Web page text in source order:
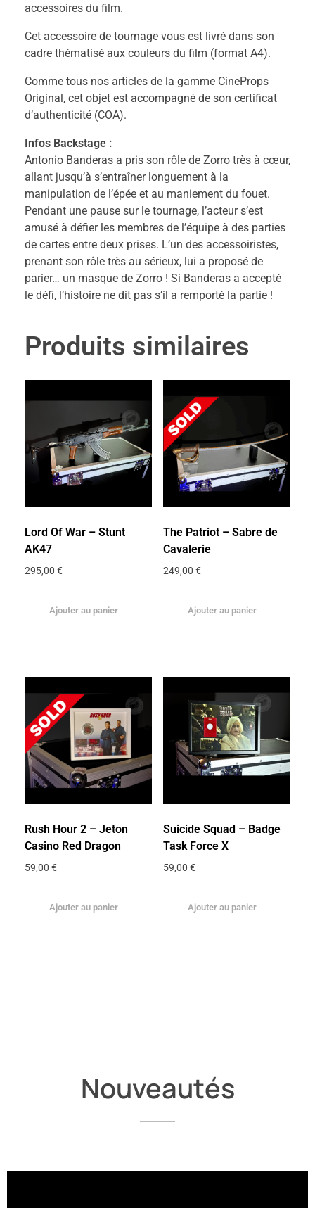
accessoires du film.
Cet accessoire de tournage vous est livré dans son
cadre thématisé aux couleurs du film (format A4).
Comme tous nos articles de la gamme CineProps
Original, cet objet est accompagné de son certificat
d’authenticité (COA).
Infos Backstage :
Antonio Banderas a pris son rôle de Zorro très à cœur,
allant jusqu’à s’entraîner longuement à la
manipulation de l’épée et au maniement du fouet.
Pendant une pause sur le tournage, l’acteur s’est
amusé à défier les membres de l’équipe à des parties
de cartes entre deux prises. L’un des accessoiristes,
prenant son rôle très au sérieux, lui a proposé de
parier… un masque de Zorro ! Si Banderas a accepté
le défi, l’histoire ne dit pas s’il a remporté la partie !
Produits similaires
Lord Of War – Stunt
AK47
295,00 €
Ajouter au panier
The Patriot – Sabre de
Cavalerie
249,00 €
Ajouter au panier
Rush Hour 2 – Jeton
Casino Red Dragon
59,00 €
Ajouter au panier
Suicide Squad – Badge
Task Force X
59,00 €
Ajouter au panier
Nouveautés